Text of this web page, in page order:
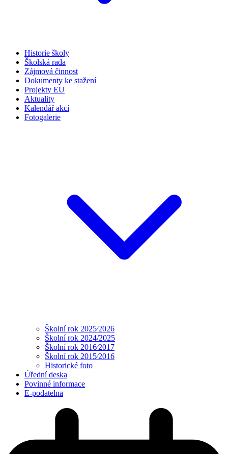
Historie školy
Školská rada
Zájmová činnost
Dokumenty ke stažení
Projekty EU
Aktuality
Kalendář akcí
Fotogalerie
Školní rok 2025⁄2026
Školní rok 2024/2025
Školní rok 2016⁄2017
Školní rok 2015⁄2016
Historické foto
Úřední deska
Povinné informace
E-podatelna